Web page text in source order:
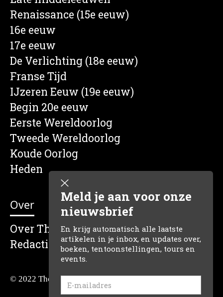
Meld je aan voor onze
nieuwsbrief
En krijg automatisch alle laatste
artikelen in je inbox, en updates over,
boeken, tentoonstellingen, tours en
events.
Renaissance (15e eeuw)
16e eeuw
17e eeuw
De Verlichting (18e eeuw)
Franse Tijd
IJzeren Eeuw (19e eeuw)
Begin 20e eeuw
Eerste Wereldoorlog
Tweede Wereldoorlog
Koude Oorlog
Heden
Over
Over The Dutch Historian
Redactie
© 2022 The Dutch Historian